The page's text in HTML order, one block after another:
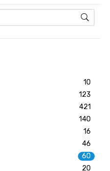
10
123
421
140
16
46
60
20